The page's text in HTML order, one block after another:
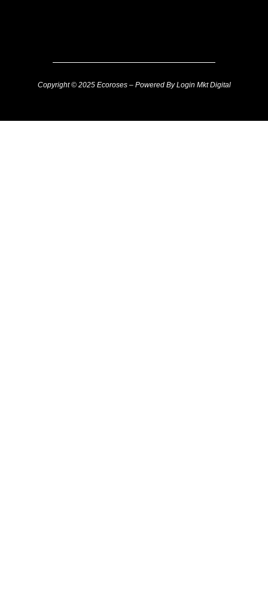
Copyright © 2025 Ecoroses – Powered By Login Mkt Digital